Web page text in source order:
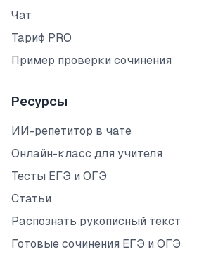
Чат
Тариф PRO
Пример проверки сочинения
Ресурсы
ИИ-репетитор в чате
Онлайн-класс для учителя
Тесты ЕГЭ и ОГЭ
Статьи
Распознать рукописный текст
Готовые сочинения ЕГЭ и ОГЭ